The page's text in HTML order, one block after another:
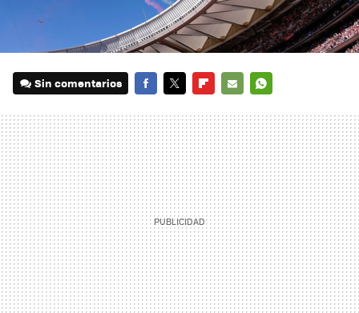
Sin comentarios
MAIL